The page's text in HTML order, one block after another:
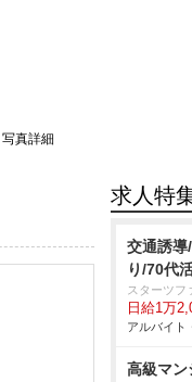
写真詳細
求人特
交通誘導
り/70代
スターツフ
日給1万
アルバイト
高級マン